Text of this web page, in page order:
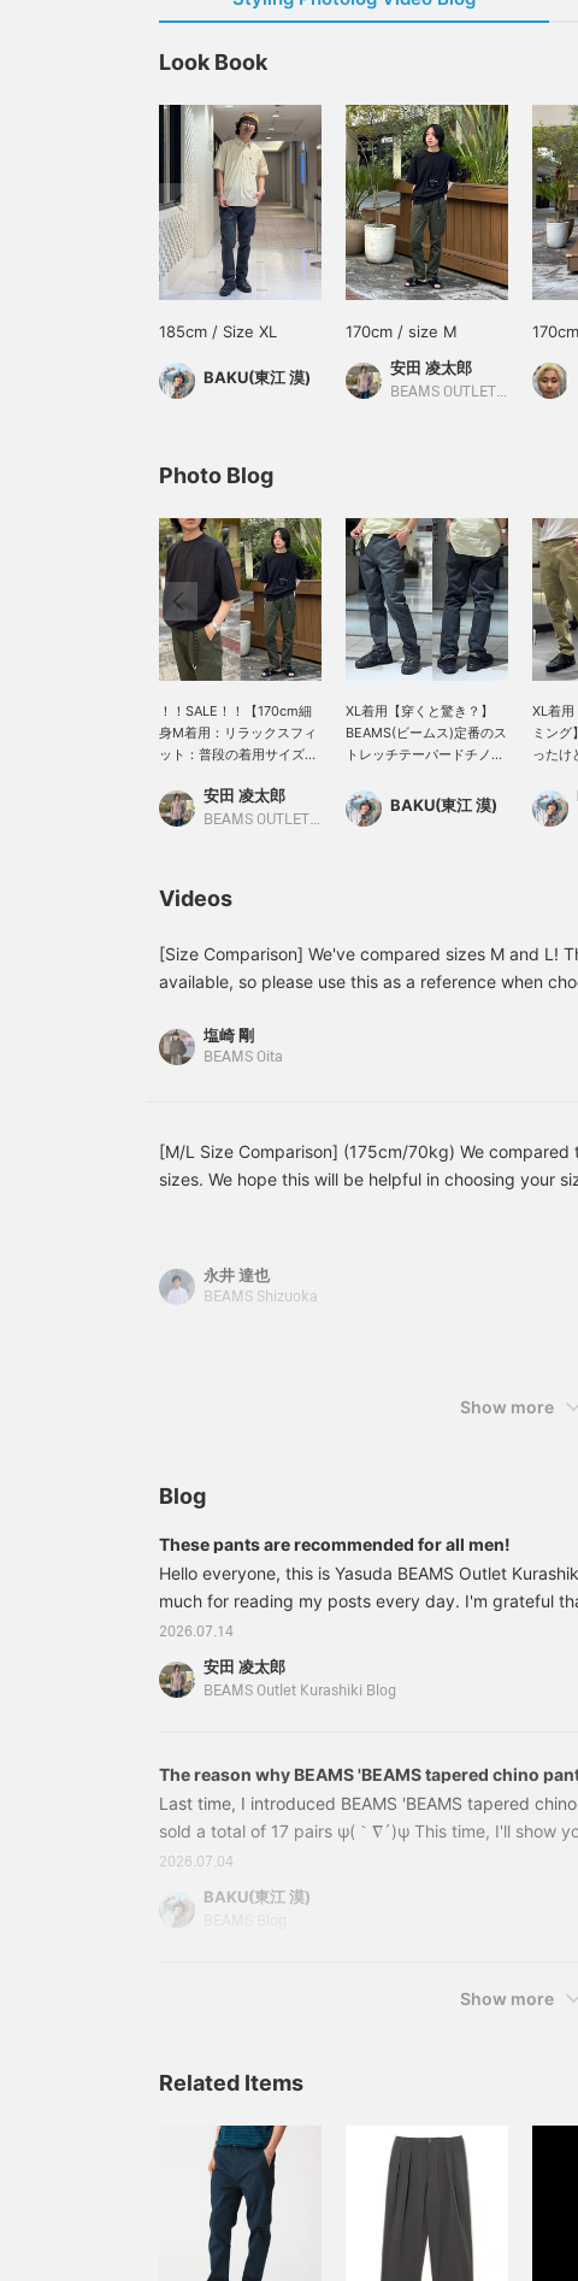
Look Book
185cm / Size XL
BAKU(東江 漠)
170cm / size M
安田 凌太郎
BEAMS OUTLET Kurashiki
Photo Blog
！！SALE！！【170cm細
身M着用：リラックスフィ
ット：普段の着用サイズを
素材のカットソー。吸水速
乾性に富んだ肌離れのよい
います。タウンユースから
日常的に皆様を支えてくれ
るアイテムとなっておりま
す。 お気に入りのアイテム
ー】や【ハート+お気に入
り】でいつでも見返すこと
安田 凌太郎
BEAMS OUTLET Kurashiki
XL着用【穿くと驚き？】
BEAMS(ビームス)定番のス
トレッチテーパードチノで
驚きなのですが"ストレッ
チ性"が凄いんですよ。た
イテムを保存でき、【フォ
ロー♡+】していただく
と"100マイル"たまります
BAKU(東江 漠)
XL着用
ミング
ったけ
思いま
す。そ
トレッ
る最
僕は
Videos
[Size Comparison] We've compared sizes M and L!
available, so please use this as a reference when
Please follow us if you like!
塩崎 剛
BEAMS Oita
[M/L Size Comparison] (175cm/70kg) We compared
sizes. We hope this will be helpful in choosing your
永井 達也
BEAMS Shizuoka
Show more
Blog
These pants are recommended for all men!
Hello everyone, this is Yasuda BEAMS Outlet
much for reading my posts every day. I'm grateful
customers who come to the store after reading the
increasing. Your support is a great encouragement
your continued support. Now, let's get straight to the
2026.07.14
安田 凌太郎
BEAMS Outlet Kurashiki Blog
The reason why BEAMS 'BEAMS tapered chino
Last time, I introduced BEAMS 'BEAMS tapered
sold a total of 17 pairs ψ(｀∇´)ψ This time, I'll show
outfit often! Please tap the image below to see the
(o^^o)↑↑↑↑↑↑↑↑↑↑ So let's get started!!!
Stretch Tapered Chinos Colors: GREY, CHARCOAL,
2026.07.04
BAKU(東江 漠)
Show more
Related Items